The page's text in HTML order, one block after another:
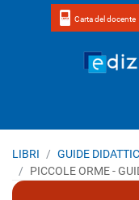
Carta del docente
LIBRI
GUIDE
PICCOLE ORME -